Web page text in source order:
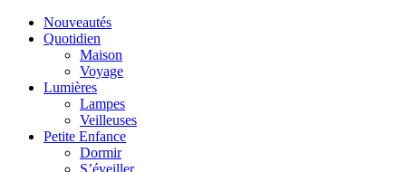
Nouveautés
Quotidien
Maison
Voyage
Lumières
Lampes
Veilleuses
Petite Enfance
Dormir
S’éveiller